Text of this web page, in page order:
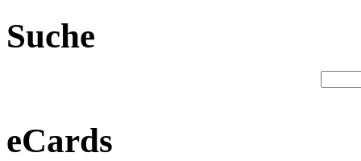
Suche
eCards